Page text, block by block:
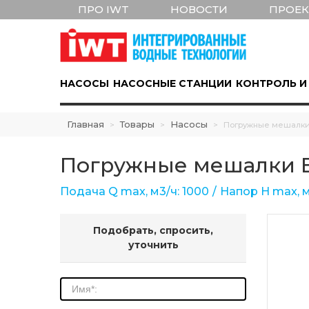
ПРО IWT НОВОСТИ
НАСОСЫ НАСОСНЫЕ СТАНЦИИ КОНТРОЛЬ И
Главная > Товары > Насосы > Погружные мешалки
Погружные мешалки
Подача Q max, м3/ч: 1000 Напор Н max,
Подобрать, спросить,
уточнить